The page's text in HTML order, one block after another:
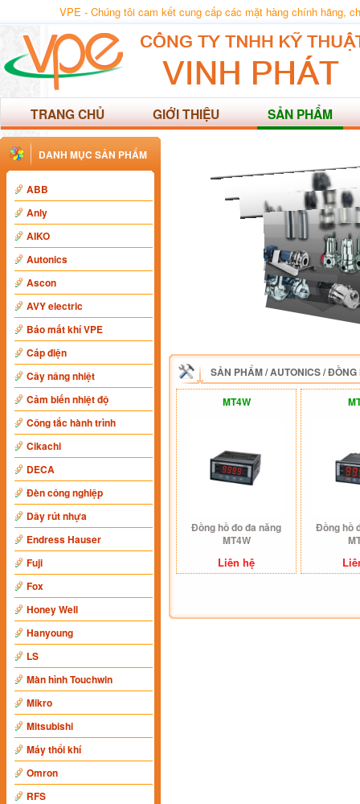
VPE - Chúng tôi cam kết cung cấp các mặt hàng chính hãng,
TRANG CHỦ GIỚI THIỆU SẢN PHẨM
DANH MỤC SẢN PHẨM
ABB
Anly
AIKO
Autonics
Ascon
AVY electric
Báo mất khí VPE
Cáp điện
Cây nâng nhiệt
Cảm biến nhiệt độ
Công tắc hành trình
Cikachi
DECA
Đèn công nghiệp
Dây rút nhựa
Endress Hauser
Fuji
Fox
Honey Well
Hanyoung
LS
Màn hình Touchwin
Mikro
Mitsubishi
Máy thổi khí
Omron
RFS
SẢN PHẨM/AUTONICS/ĐỒNG
MT4W
Đồng hồ đo đa năng
MT4W
Liên hệ
Đồng hồ